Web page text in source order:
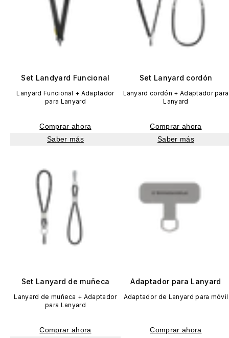
Set Landyard Funcional
Lanyard Funcional + Adaptador
para Lanyard
Comprar ahora
Saber más
Set Lanyard cordón
Lanyard cordón + Adaptador para
Lanyard
Comprar ahora
Saber más
Set Lanyard de muñeca
Lanyard de muñeca + Adaptador
para Lanyard
Comprar ahora
Adaptador para Lanyard
Adaptador de Lanyard para móvil
Comprar ahora